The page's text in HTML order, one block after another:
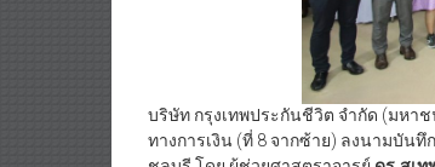
บริษัท กรุงเทพประกันชีวิต จำกัด (มหา
ทางการเงิน (ที่ 8 จากซ้าย) ลงนามบัน